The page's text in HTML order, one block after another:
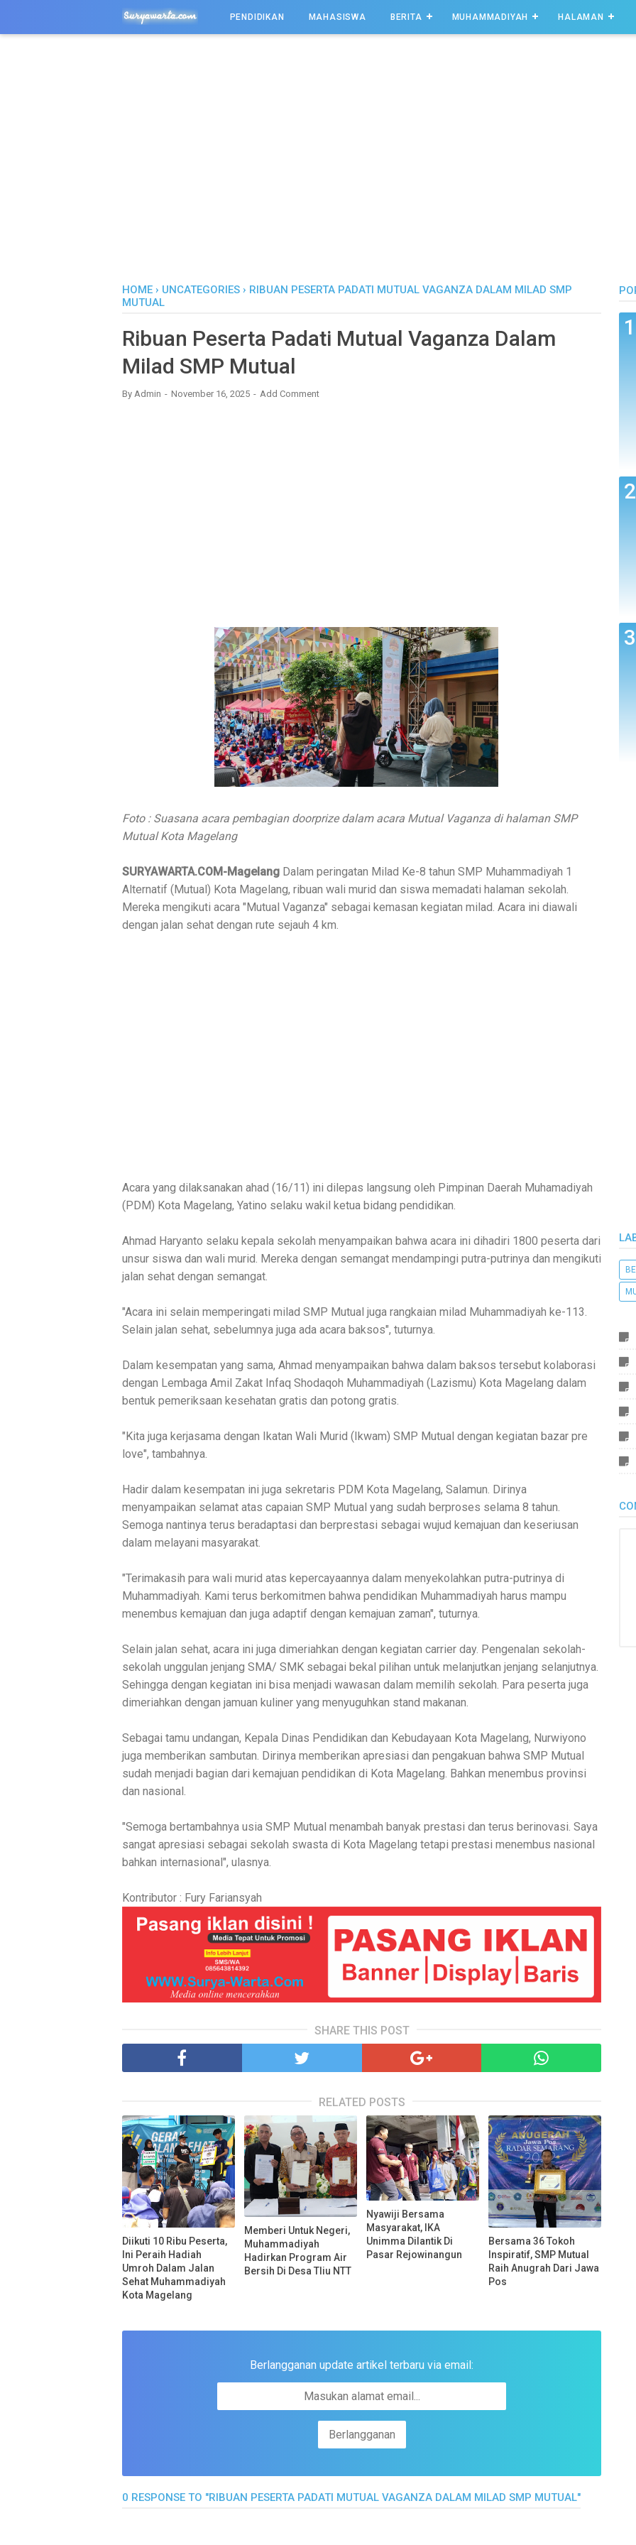
PENDIDIKAN MAHASISWA BERITA MUHAMMADIYAH HALAMAN
HOME › UNCATEGORIES › RIBUAN PESERTA PADATI MUTUAL VAGANZA DALAM MILAD SMP
MUTUAL
Ribuan Peserta Padati Mutual Vaganza Dalam
Milad SMP Mutual
By Admin November 16, 2025 Add Comment
Foto : Suasana acara pembagian doorprize dalam acara Mutual Vaganza di halaman SMP
Mutual Kota Magelang
SURYAWARTA.COM-Magelang Dalam peringatan Milad Ke-8 tahun SMP Muhammadiyah 1
Alternatif (Mutual) Kota Magelang, ribuan wali murid dan siswa memadati halaman sekolah.
Mereka mengikuti acara "Mutual Vaganza" sebagai kemasan kegiatan milad. Acara ini diawali
dengan jalan sehat dengan rute sejauh 4 km.
Acara yang dilaksanakan ahad (16/11) ini dilepas langsung oleh Pimpinan Daerah Muhamadiyah
(PDM) Kota Magelang, Yatino selaku wakil ketua bidang pendidikan.
Ahmad Haryanto selaku kepala sekolah menyampaikan bahwa acara ini dihadiri 1800 peserta dari
unsur siswa dan wali murid. Mereka dengan semangat mendampingi putra-putrinya dan mengikuti
jalan sehat dengan semangat.
"Acara ini selain memperingati milad SMP Mutual juga rangkaian milad Muhammadiyah ke-113.
Selain jalan sehat, sebelumnya juga ada acara baksos", tuturnya.
Dalam kesempatan yang sama, Ahmad menyampaikan bahwa dalam baksos tersebut kolaborasi
dengan Lembaga Amil Zakat Infaq Shodaqoh Muhammadiyah (Lazismu) Kota Magelang dalam
bentuk pemeriksaan kesehatan gratis dan potong gratis.
"Kita juga kerjasama dengan Ikatan Wali Murid (Ikwam) SMP Mutual dengan kegiatan bazar pre
love", tambahnya.
Hadir dalam kesempatan ini juga sekretaris PDM Kota Magelang, Salamun. Dirinya
menyampaikan selamat atas capaian SMP Mutual yang sudah berproses selama 8 tahun.
Semoga nantinya terus beradaptasi dan berprestasi sebagai wujud kemajuan dan keseriusan
dalam melayani masyarakat.
"Terimakasih para wali murid atas kepercayaannya dalam menyekolahkan putra-putrinya di
Muhammadiyah. Kami terus berkomitmen bahwa pendidikan Muhammadiyah harus mampu
menembus kemajuan dan juga adaptif dengan kemajuan zaman", tuturnya.
Selain jalan sehat, acara ini juga dimeriahkan dengan kegiatan carrier day. Pengenalan sekolah-
sekolah unggulan jenjang SMA/ SMK sebagai bekal pilihan untuk melanjutkan jenjang selanjutnya.
Sehingga dengan kegiatan ini bisa menjadi wawasan dalam memilih sekolah. Para peserta juga
dimeriahkan dengan jamuan kuliner yang menyuguhkan stand makanan.
Sebagai tamu undangan, Kepala Dinas Pendidikan dan Kebudayaan Kota Magelang, Nurwiyono
juga memberikan sambutan. Dirinya memberikan apresiasi dan pengakuan bahwa SMP Mutual
sudah menjadi bagian dari kemajuan pendidikan di Kota Magelang. Bahkan menembus provinsi
dan nasional.
"Semoga bertambahnya usia SMP Mutual menambah banyak prestasi dan terus berinovasi. Saya
sangat apresiasi sebagai sekolah swasta di Kota Magelang tetapi prestasi menembus nasional
bahkan internasional", ulasnya.
Kontributor : Fury Fariansyah
SHARE THIS POST
RELATED POSTS
Diikuti 10 Ribu Peserta,
Ini Peraih Hadiah
Umroh Dalam Jalan
Sehat Muhammadiyah
Kota Magelang
Memberi Untuk Negeri,
Muhammadiyah
Hadirkan Program Air
Bersih Di Desa Tliu NTT
Nyawiji Bersama
Masyarakat, IKA
Unimma Dilantik Di
Pasar Rejowinangun
Bersama 36 Tokoh
Inspiratif, SMP Mutual
Raih Anugrah Dari Jawa
Pos
Berlangganan update artikel terbaru via email:
0 RESPONSE TO "RIBUAN PESERTA PADATI MUTUAL VAGANZA DALAM MILAD SMP MUTUAL"